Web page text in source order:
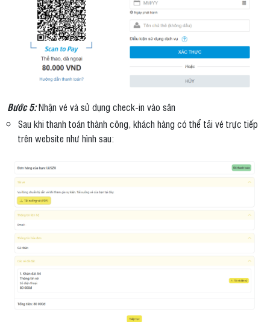
Bước 5:Nhận vé và sử dụng check-in vào sân
Sau khi thanh toán thành công, khách hàng có thể tải vé trực tiếp
trên website như hình sau: